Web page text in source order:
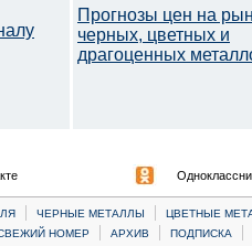
Прогнозы цен на
черных, цветных и
драгоценных
| ЧЕРНЫЕ МЕТАЛЛЫ |
ЦВЕТНЫЕ
НОМЕР | АРХИВ | ПОДПИСКА |